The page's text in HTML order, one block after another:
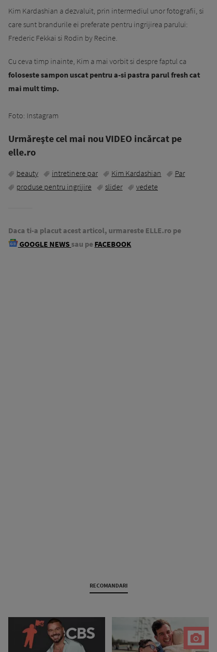
Kim Kardashian a dezvaluit, prin intermediul unor fotografii, si
care sunt brandurile ei preferate pentru ingrijirea parului:
Frederic Fekkai si Rodin by Recine.
Cu ceva timp inainte, Kim a mai vorbit si despre faptul ca
foloseste sampon uscat pentru a-si pastra parul fresh cat
mai mult timp.
Foto: Instagram
Urmăreşte cel mai nou VIDEO incărcat pe
elle.ro
beauty intretinere par Kim Kardashian
Par
produse pentru ingrijire
slider vedete
Daca ti-a placut acest articol, urmareste ELLE.ro pe
GOOGLE NEWS sau pe FACEBOOK
RECOMANDARI